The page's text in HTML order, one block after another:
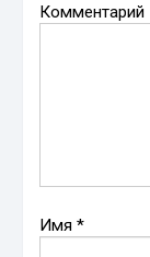
Комментарий
Имя*